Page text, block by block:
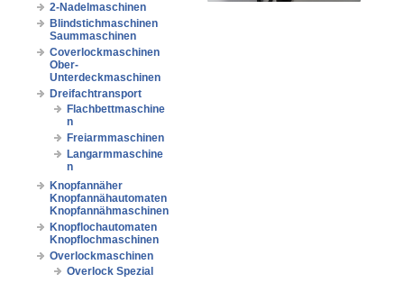
2-Nadelmaschinen
Blindstichmaschinen
Saummaschinen
Coverlockmaschinen
Ober-
Unterdeckmaschinen
Dreifachtransport
Flachbettmaschine
n
Freiarmmaschinen
Langarmmaschine
n
Knopfannäher
Knopfannähautomaten
Knopfannähmaschinen
Knopflochautomaten
Knopflochmaschinen
Overlockmaschinen
Overlock Spezial